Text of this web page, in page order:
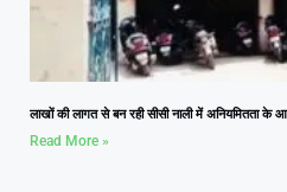
लाखों की लागत से बन रही सीसी नाली में अनियमितता के
Read More »